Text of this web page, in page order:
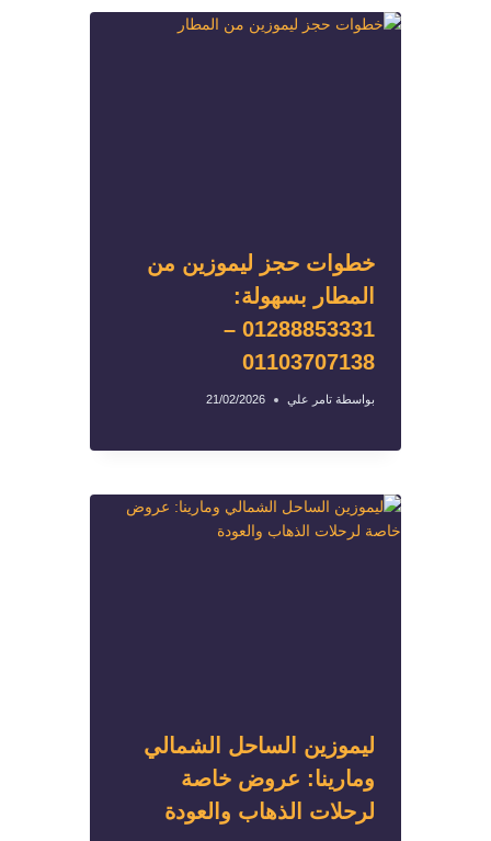
خطوات حجز ليموزين من
المطار بسهولة:
01288853331 –
01103707138
بواسطة تامر علي 21/02/2026
ليموزين الساحل الشمالي
ومارينا: عروض خاصة
لرحلات الذهاب والعودة